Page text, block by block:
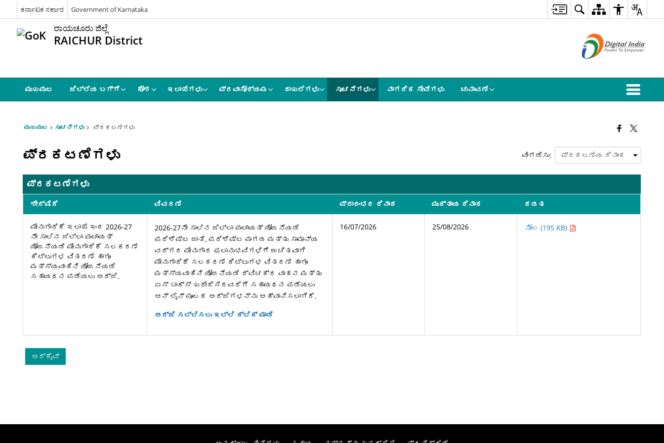
ಕರ್ನಾಟಕ ಸರ್ಕಾರ Government of Karnataka
ರಾಯಚೂರು ಜಿಲ್ಲೆ
RAICHUR District
ಮುಖಪುಟ ಜಿಲ್ಲೆಯ ಬಗ್ಗೆ ಕೋಶ ಇಲಾಖೆಗಳು ಪ್ರವಾಸೋದ್ಯಮ ದಾಖಲೆಗಳು ಸೂಚನೆಗಳು ನಾಗರಿಕ ಸೇವೆಗಳು ಚುನಾವಣೆ
ಮುಖಪುಟ ಸೂಚನೆಗಳು ಪ್ರಕಟಣೆಗಳು
ಪ್ರಕಟಣೆಗಳು ವಿಂಗಡಿಸು:
ಪ್ರಕಟಣೆಗಳು
ಶೀರ್ಷಿಕೆ ವಿವರಣೆ ಪ್ರಾರಂಭದ ದಿನಾಂಕ ಮುಕ್ತಾಯ ದಿನಾಂಕ ಕಡತ
ಮೀನುಗಾರಿಕೆ ಇಲಾಖೆ ಇಂದ 2026-27
ನೇ ಸಾಲಿನ ಜಿಲ್ಲಾ ಪಂಚಾಯತ್
ಯೋಜನೆಯಡಿ ಮೀನುಗಾರಿಕೆ ಸಲಕರಣೆ
ಕಿಟ್ಟುಗಳ ವಿತರಣೆ ಹಾಗೂ
ಮತ್ಸ್ಯವಾಹಿನಿ ಯೋಜನೆಯಡಿ
ಸಹಾಯಧನ ಪಡೆಯಲು ಅರ್ಜಿ.
2026-27ನೇ ಸಾಲಿನ ಜಿಲ್ಲಾ ಪಂಚಾಯತ್ ಯೋಜನೆಯಡಿ
ಪರಿಶಿಷ್ಟ ಜಾತಿ, ಪರಿಶಿಷ್ಟ ಪಂಗಡ ಮತ್ತು ಸಾಮಾನ್ಯ
ವರ್ಗದ ಮೀನುಗಾರ ಫಲಾನುಭವಿಗಳಿಗೆ ಉಚಿತವಾಗಿ
ಮೀನುಗಾರಿಕೆ ಸಲಕರಣೆ ಕಿಟ್ಟುಗಳ ವಿತರಣೆ ಹಾಗೂ
ಮತ್ಸ್ಯವಾಹಿನಿ ಯೋಜನೆಯಡಿ ದ್ವಿಚಕ್ರ ವಾಹನ ಮತ್ತು
ಐಸ್ ಬಾಕ್ಸ್ ಖರೀದಿಸಿದವರಿಗೆ ಸಹಾಯಧನ ಪಡೆಯಲು
ಆನ್ ಲೈನ್ ಮೂಲಕ ಅರ್ಜಿಗಳನ್ನು ಆಹ್ವಾನಿಸಲಾಗಿದೆ.
ಅರ್ಜಿ ಸಲ್ಲಿಸಲು ಇಲ್ಲಿ ಕ್ಲಿಕ್ ಮಾಡಿ
16/07/2026 25/08/2026 ನೋಟ (195 KB)
ಆರ್ಕೈವ್